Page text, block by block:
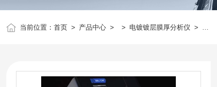
当前位置：首页 > 产品中心 > > 电镀镀层膜厚分析仪 >